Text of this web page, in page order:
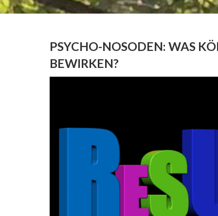
PSYCHO-NOSODEN: WAS
BEWIRKEN?